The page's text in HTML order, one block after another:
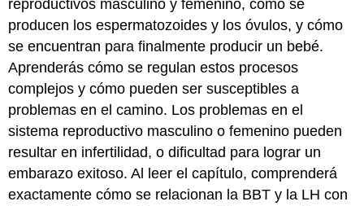
reproductivos masculino y femenino, cómo se
producen los espermatozoides y los óvulos, y cómo
se encuentran para finalmente producir un bebé.
Aprenderás cómo se regulan estos procesos
complejos y cómo pueden ser susceptibles a
problemas en el camino. Los problemas en el
sistema reproductivo masculino o femenino pueden
resultar en infertilidad, o dificultad para lograr un
embarazo exitoso. Al leer el capítulo, comprenderá
exactamente cómo se relacionan la BBT y la LH con